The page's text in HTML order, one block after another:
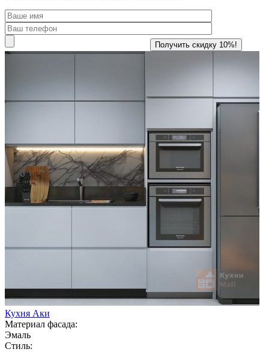
Кухня Аки
Материал фасада:
Эмаль
Стиль: